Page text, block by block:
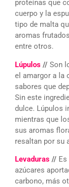
proteínas que
cuerpo y la
tipo de malta
aromas
entre otros.
Lúpulos // Son
el amargor a la
sabores que
Sin este
dulce. Lúpulos
mientras que
sus aromas
resaltan por su
Levaduras //
azúcares
carbono, más